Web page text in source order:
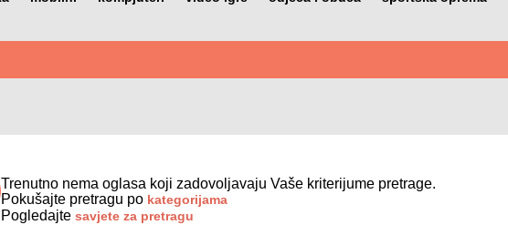
Trenutno nema oglasa koji zadovoljavaju Vaše kriterijume pretrage.
Pokušajte pretragu po kategorijama
Pogledajte savjete za pretragu